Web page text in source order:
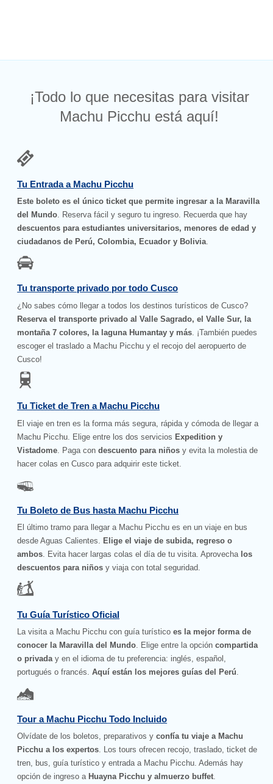
¡Todo lo que necesitas para visitar
Machu Picchu está aquí!
Tu Entrada a Machu Picchu
Este boleto es el único ticket que permite ingresar a la Maravilla
del Mundo. Reserva fácil y seguro tu ingreso. Recuerda que hay
descuentos para estudiantes universitarios, menores de edad y
ciudadanos de Perú, Colombia, Ecuador y Bolivia.
Tu transporte privado por todo Cusco
¿No sabes cómo llegar a todos los destinos turísticos de Cusco?
Reserva el transporte privado al Valle Sagrado, el Valle Sur, la
montaña 7 colores, la laguna Humantay y más . ¡También puedes
escoger el traslado a Machu Picchu y el recojo del aeropuerto de
Cusco!
Tu Ticket de Tren a Machu Picchu
El viaje en tren es la forma más segura, rápida y cómoda de llegar a
Machu Picchu. Elige entre los dos servicios Expedition y
Vistadome . Paga condescuento para niños y evita la molestia de
hacer colas en Cusco para adquirir este ticket.
Tu Boleto de Bus hasta Machu Picchu
El último tramo para llegar a Machu Picchu es en un viaje en bus
desde Aguas Calientes. Elige el viaje de subida, regreso o
ambos. Evita hacer largas colas el día de tu visita. Aprovecha los
descuentos para niños y viaja con total seguridad.
Tu Guía Turístico Oficial
La visita a Machu Picchu con guía turístico es la mejor forma de
conocer la Maravilla del Mundo. Elige entre la opcióncompartida
o privaday en el idioma de tu preferencia: inglés, español,
portugués o francés.Aquí están los mejores guías del Perú.
Tour a Machu Picchu Todo Incluido
Olvídate de los boletos, preparativos yconfía tu viaje a Machu
Picchu a los expertos. Los tours ofrecen recojo, traslado, ticket de
tren, bus, guía turístico y entrada a Machu Picchu. Además hay
opción de ingreso a Huayna Picchu y almuerzo buffet.